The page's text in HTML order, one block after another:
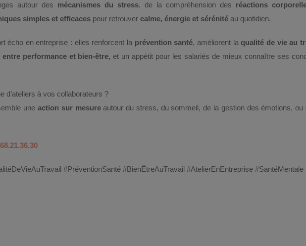
autour des mécanismes du stress, de la compréhension des réactions
simples et efficaces pour retrouver calme, énergie et sérénité au quotidien.
écho en entreprise : elles renforcent la prévention santé, améliorent laqualité de vie au
performance et bien-être, et un appétit pour les salariés de mieux connaître ses
d’ateliers à vos collaborateurs ?
une action sur mesureautour du stress, du sommeil, de la gestion des émotions, ou
#PréventionSanté #BienÊtreAuTravail #AtelierEnEntreprise #SantéMentale